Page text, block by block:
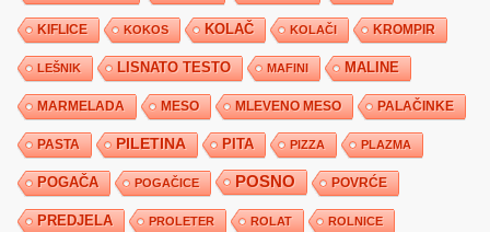
KIFLICE KOKOS KOLAČ KOLAČI KROMPIR
LEŠNIK LISNATO TESTO MAFINI MALINE
MARMELADA MESO MLEVENO MESO PALAČINKE
PASTA PILETINA PITA PIZZA PLAZMA
POGAČA POGAČICE POSNO POVRĆE
PREDJELA PROLETER ROLAT ROLNICE